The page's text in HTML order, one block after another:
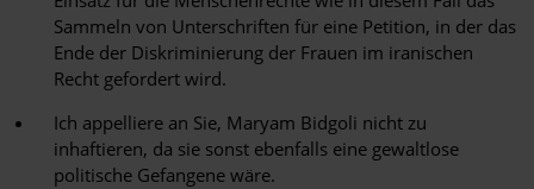
Sammeln von Unterschriften für eine Petition, in der das
Ende der Diskriminierung der Frauen im iranischen
Recht gefordert wird.
Ich appelliere an Sie, Maryam Bidgoli nicht zu
inhaftieren, da sie sonst ebenfalls eine gewaltlose
politische Gefangene wäre.